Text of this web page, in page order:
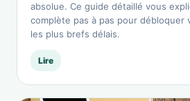
absolue. Ce guide détaillé vous
complète pas à pas pour débloquer
les plus brefs délais.
Lire